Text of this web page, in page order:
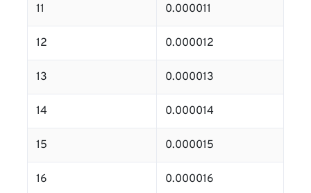
11 0.000011
12 0.000012
13 0.000013
14 0.000014
15 0.000015
16 0.000016